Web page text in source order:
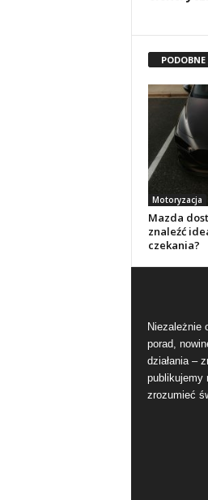
Motoryzacja
Mazda
znaleźć
czekania?
Niezależnie
porad,
działania –
publikujemy
zrozumieć